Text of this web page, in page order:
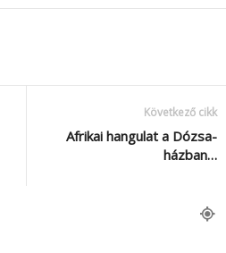
Következő cikk
Afrikai hangulat a Dózsa-
házban…